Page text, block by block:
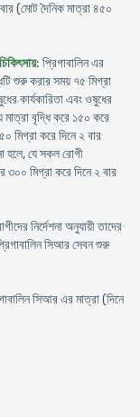
(মোট দৈনিক মাত্রা ৪৫০
: প্রিগাবালিন এর
শুরু করার সময় ৭৫ মিগ্রা
কার্যকারিতা এবং ওষুধের
বৃদ্ধি করে ১৫০ করে
মিগ্রা করে দিনে ২ বার
হলে, যে সকল রোগী
৩০০ মিগ্রা করে দিনে ২ বার
নির্দেশনা অনুযায়ী তাদের
সিআর সেবন শুরু
সিআর এর মাত্রা (দিনে